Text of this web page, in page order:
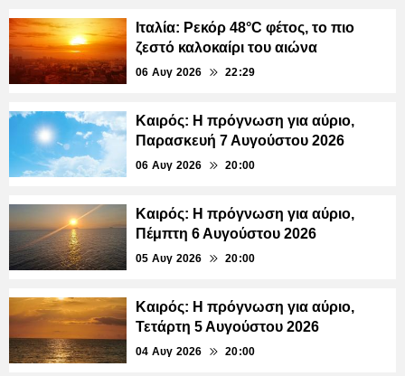
Ιταλία: Ρεκόρ 48°C φέτος, το πιο
ζεστό καλοκαίρι του αιώνα
06 Αυγ 2026 22:29
Καιρός: Η πρόγνωση για αύριο,
Παρασκευή 7 Αυγούστου 2026
06 Αυγ 2026 20:00
Καιρός: Η πρόγνωση για αύριο,
Πέμπτη 6 Αυγούστου 2026
05 Αυγ 2026 20:00
Καιρός: Η πρόγνωση για αύριο,
Τετάρτη 5 Αυγούστου 2026
04 Αυγ 2026 20:00